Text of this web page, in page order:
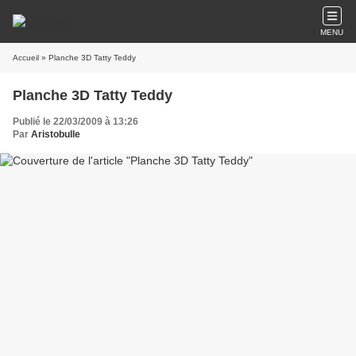
MENU
Accueil » Planche 3D Tatty Teddy
Planche 3D Tatty Teddy
Publié le 22/03/2009 à 13:26
Par Aristobulle